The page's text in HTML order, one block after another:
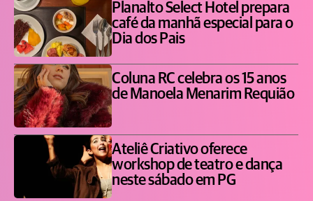
Planalto Select Hotel prepara
café da manhã especial para o
Dia dos Pais
Coluna RC celebra os 15 anos
de Manoela Menarim Requião
Ateliê Criativo oferece
workshop de teatro e dança
neste sábado em PG